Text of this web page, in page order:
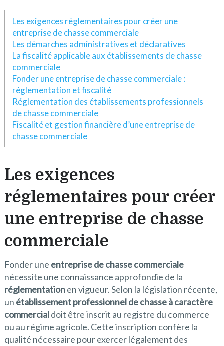
Les exigences réglementaires pour créer une
entreprise de chasse commerciale
Les démarches administratives et déclaratives
La fiscalité applicable aux établissements de chasse
commerciale
Fonder une entreprise de chasse commerciale :
réglementation et fiscalité
Réglementation des établissements professionnels
de chasse commerciale
Fiscalité et gestion financière d’une entreprise de
chasse commerciale
Les exigences
réglementaires pour créer
une entreprise de chasse
commerciale
Fonder une entreprise de chasse commerciale
nécessite une connaissance approfondie de la
réglementationen vigueur. Selon la législation récente,
un établissement professionnel de chasse à caractère
commercialdoit être inscrit au registre du commerce
ou au régime agricole. Cette inscription confère la
qualité nécessaire pour exercer légalement des